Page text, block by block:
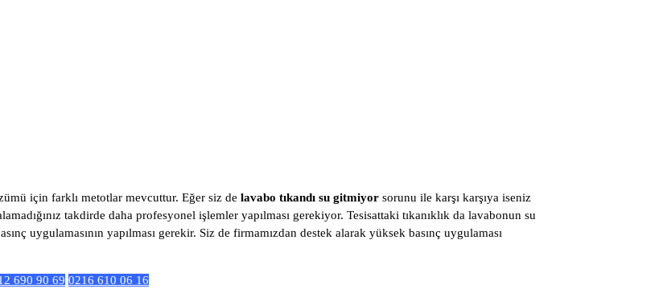
için farklı metotlar mevcuttur. Eğer siz de lavabo tıkandı su gitmiyor sorunu ile karşı karşıya iseniz
takdirde daha profesyonel işlemler yapılması gerekiyor. Tesisattaki tıkanıklık da lavabonun su
uygulamasının yapılması gerekir. Siz de firmamızdan destek alarak yüksek basınç uygulaması
690 90 69 0216 610 06 16